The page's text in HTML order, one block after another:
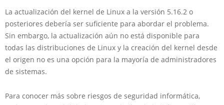
La actualización del kernel de Linux a la versión 5.16.2 o
posteriores debería ser suficiente para abordar el problema.
Sin embargo, la actualización aún no está disponible para
todas las distribuciones de Linux y la creación del kernel desde
el origen no es una opción para la mayoría de administradores
de sistemas.
Para conocer más sobre riesgos de seguridad informática,